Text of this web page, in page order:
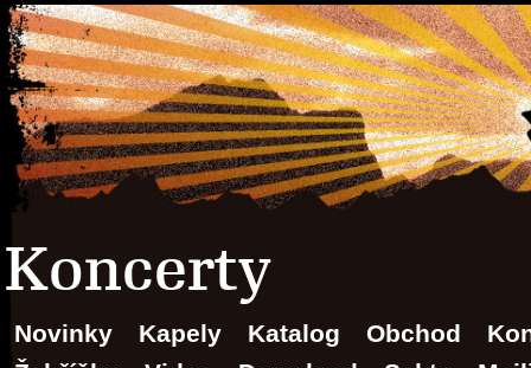
Koncerty
Novinky Kapely Katalog Obchod